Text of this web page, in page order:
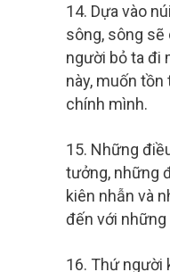
14. Dựa vào
sông, sông sẽ
người bỏ ta đi
này, muốn
chính mình.
15. Những
tưởng, những
kiên nhẫn và
đến với
16. Thứ người